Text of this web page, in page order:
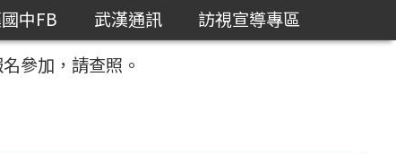
中FB 武漢通訊
訪視宣導專區
參加，請查照。